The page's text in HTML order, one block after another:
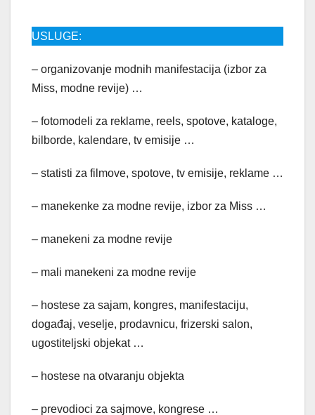
USLUGE:
– organizovanje modnih manifestacija (izbor za
Miss, modne revije) …
– fotomodeli za reklame, reels, spotove, kataloge,
bilborde, kalendare, tv emisije …
– statisti za filmove, spotove, tv emisije, reklame …
– manekenke za modne revije, izbor za Miss …
– manekeni za modne revije
– mali manekeni za modne revije
– hostese za sajam, kongres, manifestaciju,
događaj, veselje, prodavnicu, frizerski salon,
ugostiteljski objekat …
– hostese na otvaranju objekta
– prevodioci za sajmove, kongrese …